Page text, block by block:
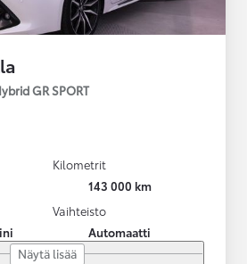
GR SPORT
Kilometrit
143 000 km
Vaihteisto
Automaatti
Näytä lisää